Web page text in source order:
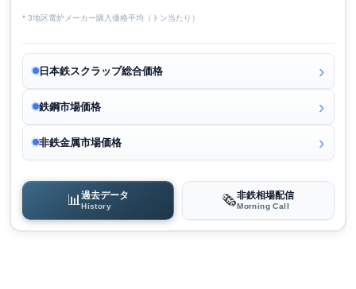
* 3地区電炉メーカー購入価格平均（トン当たり）
日本鉄スクラップ総合価格
鉄鋼市場価格
非鉄金属市場価格
📊過去データ
History 🗞️非鉄相場配信
Morning Call